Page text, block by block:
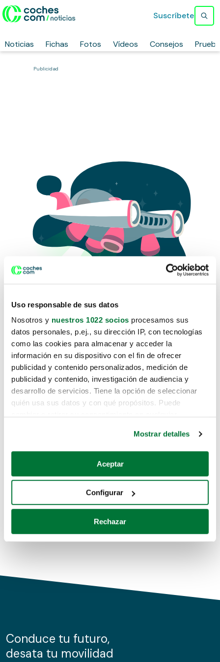
Uso responsable de sus datos
Nosotros y nuestros 1022 socios procesamos sus
datos personales, p.ej., su dirección IP, con tecnologías
como las cookies para almacenar y acceder la
información en su dispositivo con el fin de ofrecer
publicidad y contenido personalizados, medición de
publicidad y contenido, investigación de audiencia y
desarrollo de servicios. Tiene la opción de seleccionar
quién usa sus datos y con qué propósitos. Puede
Si lo permite, también quisiéramos:
Recopilar información sobre su ubicación geográfica
Identificar su dispositivo analizándolo activamente
para buscar características específicas (huellas
Obtenga más información sobre cómo se procesan sus
de cookies.
información sobre el uso que haga del sitio web con
nuestros partners de redes sociales, publicidad y análisis
Mostrar detalles
Aceptar
Configurar
Rechazar
Noticias Fichas Fotos Vídeos Consejos
Suscríbete
Publicidad
Lo sentimos, no sabemos como
te hemos traido hasta aquí.
Pero puedes encontrar el coche que estás
buscando en alguno de estos enlaces:
Coches de segunda mano
Coches de km0
Conduce tu futuro,
desata tu movilidad